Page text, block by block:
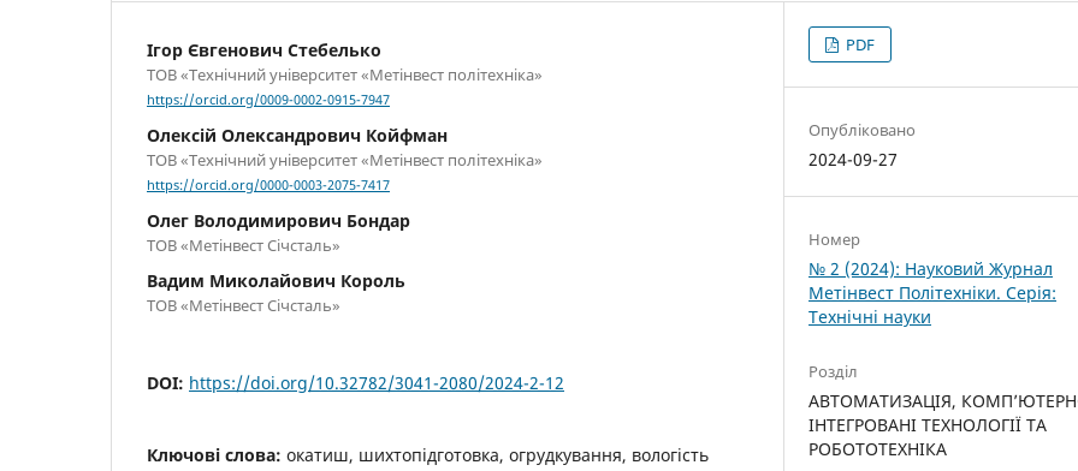
Ігор Євгенович Стебелько
ТОВ «Технічний університет «Метінвест політехніка»
https://orcid.org/0009-0002-0915-7947
Олексій Олександрович Койфман
ТОВ «Технічний університет «Метінвест політехніка»
https://orcid.org/0000-0003-2075-7417
Олег Володимирович Бондар
ТОВ «Метінвест Січсталь»
Вадим Миколайович Король
ТОВ «Метінвест Січсталь»
DOI: https://doi.org/10.32782/3041-2080/2024-2-12
Ключові слова: окатиш, шихтопідготовка, огрудкування, вологість
PDF
Опубліковано
2024-09-27
Номер
№ 2 (2024): Науковий Журнал
Метінвест Політехніки. Серія:
Технічні науки
Розділ
АВТОМАТИЗАЦІЯ,
ІНТЕГРОВАНІ ТЕХНОЛОГІЇ ТА
РОБОТОТЕХНІКА